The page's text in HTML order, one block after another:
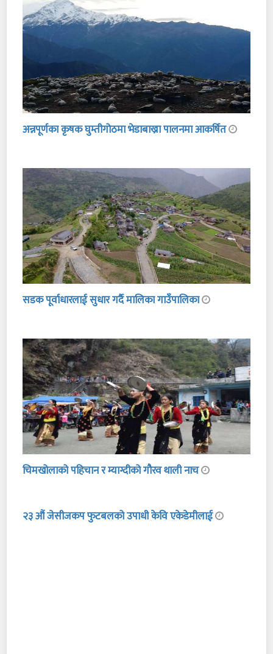
अन्नपूर्णका कृषक घुम्तीगोठमा भेडाबाख्रा पालनमा आकर्षित
सडक पूर्वाधारलाई सुधार गर्दै मालिका गाउँपालिका
चिमखोलाको पहिचान र म्याग्दीको गौरव थाली नाच
२३ औं जेसीजकप फुटबलको उपाधी केवि एकेडेमीलाई